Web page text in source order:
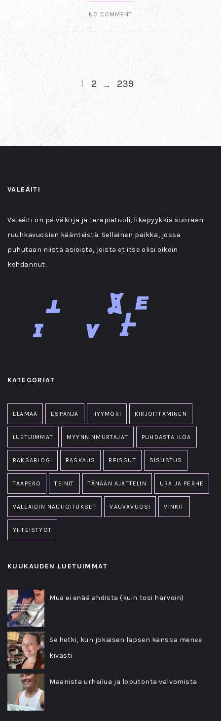
NO COMMENT
1 2 … 239
VALEÄITI
Valeäiti on päiväkirja ja terapiatuoli, likapyykkiä suoraan
ruuhkavuosien käänteistä. Sellainen paikka, jossa
puhutaan niistä asioista, joista et itse olisi oikein
kehdannut.
KATEGORIAT
ELÄMÄÄ ESPANJA HYYMÖRI KIRJOITTAMINEN
LUETUIMMAT MYYNNINMURTAJAT PUHDASTA ILOA
RAKSABLOGI RASKAUS REISSUT SISUSTUS
TAAPERO TEINIT TÄNÄÄN AJATTELIN URA JA PERHE
VALEÄIDIN NAUHOITUKSET VAUVAVUOSI VINKIT
YHTEISTYÖT
KUUKAUDEN LUETUIMMAT
Mua ei enää ahdista (kuin tosi harvoin)
Se hetki, kun jokaisen lapsen kanssa menee
kivasti
Maanista urheilua ja loputonta valvomista